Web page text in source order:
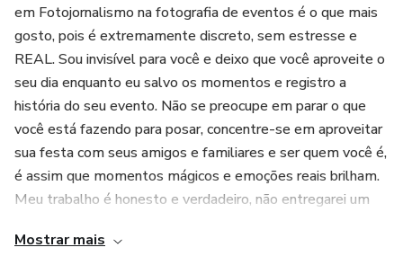
em Fotojornalismo na fotografia de eventos é o que mais
gosto, pois é extremamente discreto, sem estresse e
REAL. Sou invisível para você e deixo que você aproveite o
seu dia enquanto eu salvo os momentos e registro a
história do seu evento. Não se preocupe em parar o que
você está fazendo para posar, concentre-se em aproveitar
sua festa com seus amigos e familiares e ser quem você é,
é assim que momentos mágicos e emoções reais brilham.
Meu trabalho é honesto e verdadeiro, não entregarei um
terá uma história real para reviver o dia do seu evento e se
Mostrar mais